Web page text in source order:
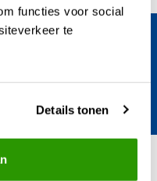
functies voor social
te
Details tonen
nieuws en